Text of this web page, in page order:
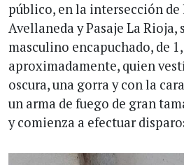
público, en la intersección de
Avellaneda y Pasaje La Rioja,
masculino encapuchado, de
aproximadamente, quien
oscura, una gorra y con la
un arma de fuego de gran
y comienza a efectuar